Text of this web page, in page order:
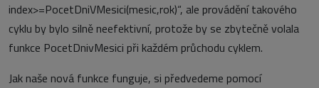
index>=PocetDniVMesici(mesic,rok)“, ale provádění takového
cyklu by bylo silně neefektivní, protože by se zbytečně volala
funkce PocetDnivMesici při každém průchodu cyklem.
Jak naše nová funkce funguje, si předvedeme pomocí